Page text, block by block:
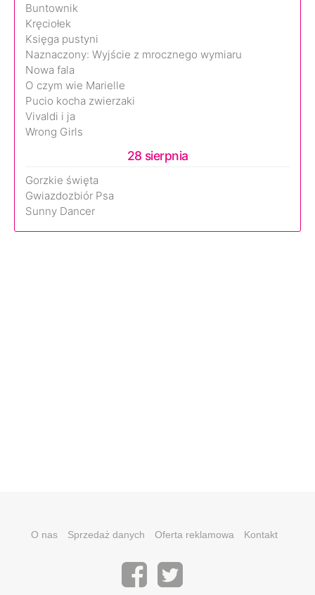
Buntownik
Kręciołek
Księga pustyni
Naznaczony: Wyjście z mrocznego wymiaru
Nowa fala
O czym wie Marielle
Pucio kocha zwierzaki
Vivaldi i ja
Wrong Girls
28 sierpnia
Gorzkie święta
Gwiazdozbiór Psa
Sunny Dancer
O nas Sprzedaż danych Oferta reklamowa Kontakt